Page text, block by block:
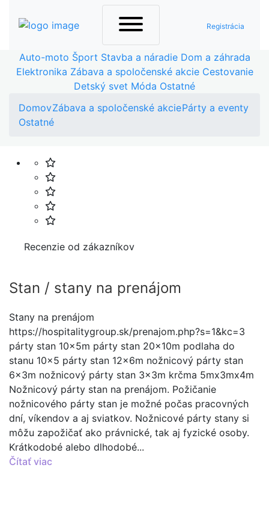
Registrácia
Auto-moto Šport Stavba a náradie Dom a záhrada
Elektronika Zábava a spoločenské akcie Cestovanie
Detský svet Móda Ostatné
DomovZábava a spoločenské akciePárty a eventy
Ostatné
Recenzie od zákazníkov
Stan / stany na prenájom
Stany na prenájom
https://hospitalitygroup.sk/prenajom.php?s=1&kc=3
párty stan 10x5m párty stan 20x10m podlaha do
stanu 10x5 párty stan 12x6m nožnicový párty stan
6x3m nožnicový párty stan 3x3m krčma 5mx3mx4m
Nožnicový párty stan na prenájom. Požičanie
nožnicového párty stan je možné počas pracovných
dní, víkendov a aj sviatkov. Nožnicové párty stany si
môžu zapožičať ako právnické, tak aj fyzické osoby.
Krátkodobé alebo dlhodobé...
Čítať viac